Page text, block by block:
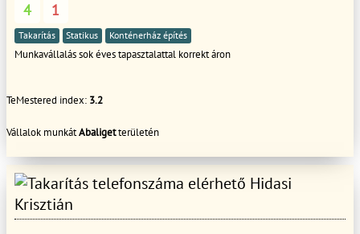
4 1
Takarítás Statikus Konténerház építés
Munkavállalás sok éves tapasztalattal korrekt áron
TeMestered index: 3.2
Vállalok munkátAbaligetterületén
Hidasi
Krisztián